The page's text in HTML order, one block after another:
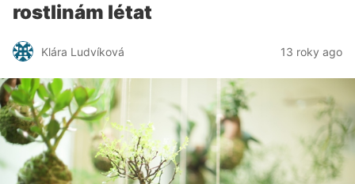
rostlinám létat
Klára Ludvíková 13 roky ago